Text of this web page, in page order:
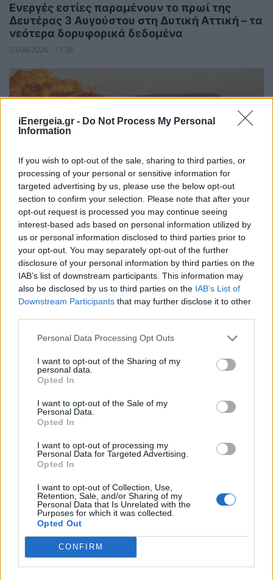
iEnergeia.gr - Do Not Process My Personal
Information
If you wish to opt-out of the sale, sharing to third parties, or
processing of your personal or sensitive information for
targeted advertising by us, please use the below opt-out
section to confirm your selection. Please note that after your
opt-out request is processed you may continue seeing
interest-based ads based on personal information utilized by
us or personal information disclosed to third parties prior to
your opt-out. You may separately opt-out of the further
disclosure of your personal information by third parties on the
IAB’s list of downstream participants. This information may
also be disclosed by us to third parties on the IAB’s List of
Downstream Participants that may further disclose it to other
Personal Data Processing Opt Outs
I want to opt-out of the Sharing of my
personal data.
Opted In
I want to opt-out of the Sale of my
Personal Data.
Opted In
I want to opt-out of processing my
Personal Data for Targeted Advertising.
Opted In
I want to opt-out of Collection, Use,
Retention, Sale, and/or Sharing of my
Personal Data that Is Unrelated with the
Purposes for which it was collected.
Opted Out
CONFIRM
Ενεργές εστίες παραμένουν το πρωί της
Δευτέρας 3 Αυγούστου στη Δυτική Αττική – τα
νεότερα δορυφορικά δεδομένα
03/08/2026 - 11:38
ΚΟΣΜΟΣ
Η Ουκρανία έπληξε ρωσικό τερματικό
σταθμό εξαγωγών και πετρελαϊκές
εγκαταστάσεις
27/07/2026 - 13:49
ΠΟΛΙΤΙΚΗ
Πολιτική συμφωνία για το 21ο πακέτο
κυρώσεων κατά της Ρωσίας πέτυχαν οι
πρέσβεις των 27 της ΕΕ
23/07/2026 - 12:26